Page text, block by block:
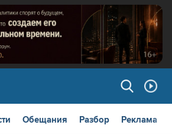
Обещания Разбор Реклама